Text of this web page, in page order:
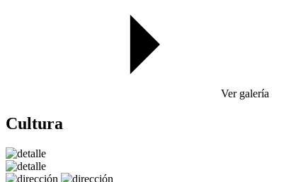
Ver galería
Cultura